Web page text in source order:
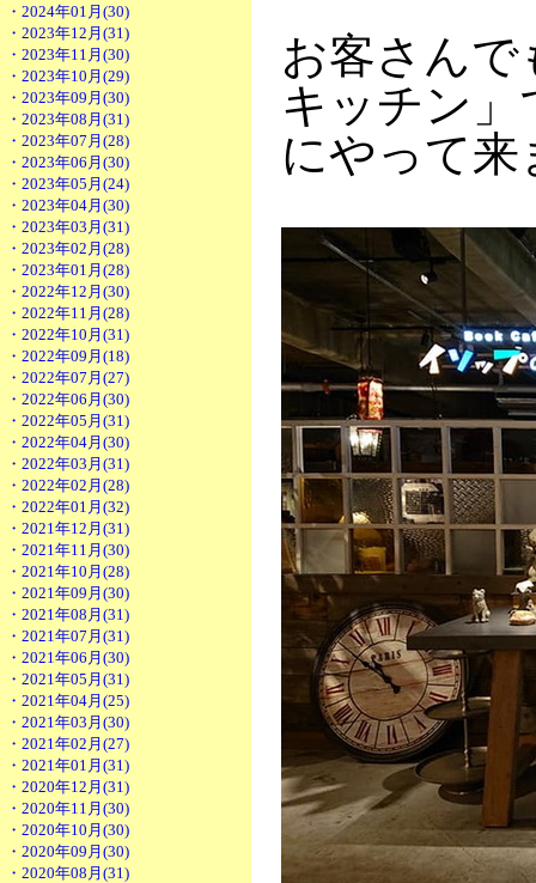
・2024年01月(30)
・2023年12月(31)
・2023年11月(30)
・2023年10月(29)
・2023年09月(30)
・2023年08月(31)
・2023年07月(28)
・2023年06月(30)
・2023年05月(24)
・2023年04月(30)
・2023年03月(31)
・2023年02月(28)
・2023年01月(28)
・2022年12月(30)
・2022年11月(28)
・2022年10月(31)
・2022年09月(18)
・2022年07月(27)
・2022年06月(30)
・2022年05月(31)
・2022年04月(30)
・2022年03月(31)
・2022年02月(28)
・2022年01月(32)
・2021年12月(31)
・2021年11月(30)
・2021年10月(28)
・2021年09月(30)
・2021年08月(31)
・2021年07月(31)
・2021年06月(30)
・2021年05月(31)
・2021年04月(25)
・2021年03月(30)
・2021年02月(27)
・2021年01月(31)
・2020年12月(31)
・2020年11月(30)
・2020年10月(30)
・2020年09月(30)
・2020年08月(31)
お客さん
キッチン」
にやって来